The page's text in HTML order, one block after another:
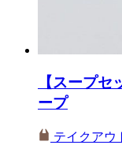
【スープ
ープ
テイクアウ